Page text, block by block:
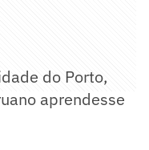
do Porto,
aprendesse